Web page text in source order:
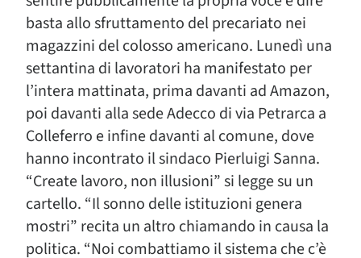
basta allo sfruttamento del precariato nei
magazzini del colosso americano. Lunedì una
settantina di lavoratori ha manifestato per
l’intera mattinata, prima davanti ad Amazon,
poi davanti alla sede Adecco di via Petrarca a
Colleferro e infine davanti al comune, dove
hanno incontrato il sindaco Pierluigi Sanna.
“Create lavoro, non illusioni” si legge su un
cartello. “Il sonno delle istituzioni genera
mostri” recita un altro chiamando in causa la
politica. “Noi combattiamo il sistema che c’è